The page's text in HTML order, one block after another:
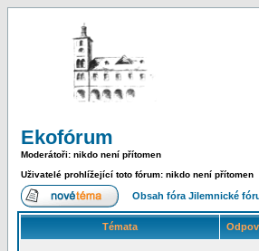
Ekofórum
Moderátoři: nikdo není přítomen
Uživatelé prohlížející toto fórum: nikdo není přítomen
Obsah fóra Jilemnické
Témata